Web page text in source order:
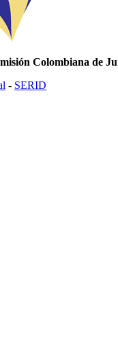
Colombiana de
- SERID